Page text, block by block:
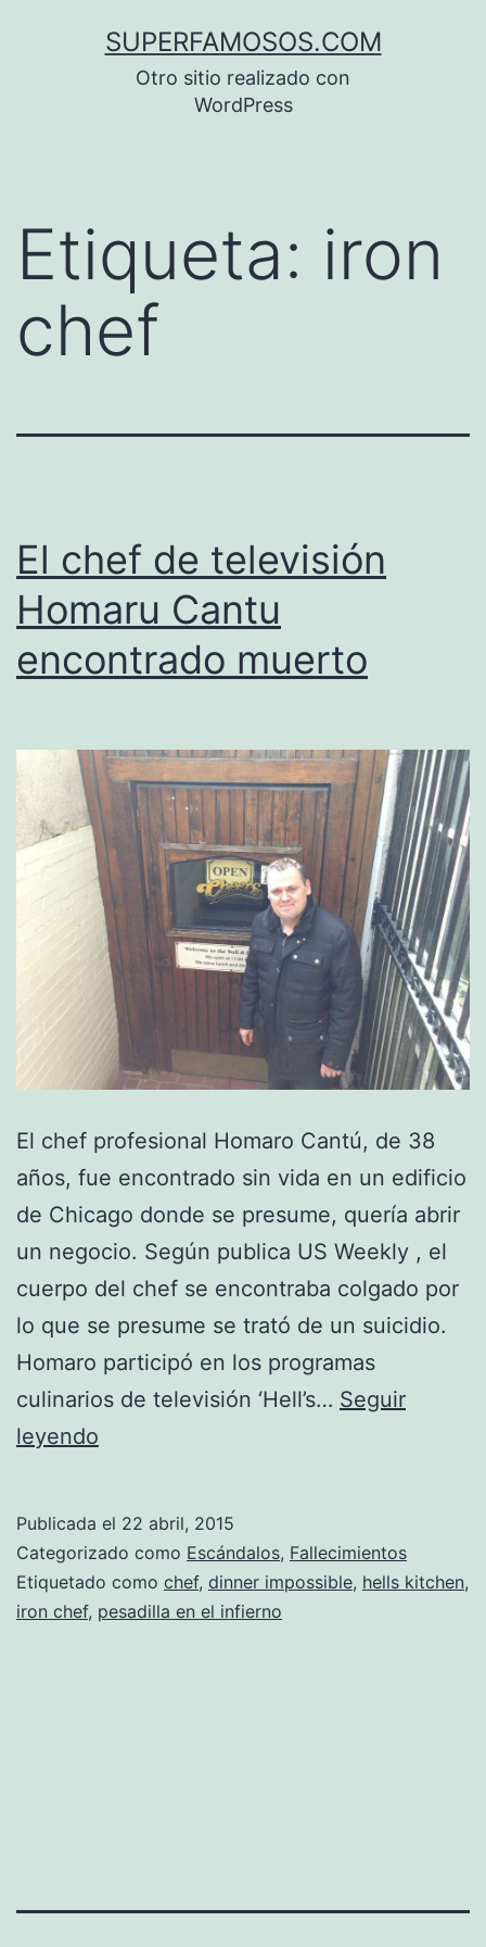
SUPERFAMOSOS.COM
Otro sitio realizado con
WordPress
Etiqueta: iron
chef
El chef de televisión
Homaru Cantu
encontrado muerto
El chef profesional Homaro Cantú, de 38
años, fue encontrado sin vida en un edificio
de Chicago donde se presume, quería abrir
un negocio. Según publica US Weekly , el
cuerpo del chef se encontraba colgado por
lo que se presume se trató de un suicidio.
Homaro participó en los programas
culinarios de televisión ‘Hell’s… Seguir
leyendo
televisión
Homaru
Cantu
Publicada el 22 abril, 2015
Categorizado como Escándalos, Fallecimientos
Etiquetado como chef, dinner impossible, hells kitchen,
iron chef, pesadilla en el infierno